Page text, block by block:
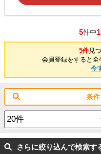
5件中
5件見
会員登録をすると全
今
条
さらに絞り込んで検索す